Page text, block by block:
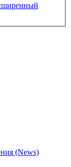
(News)